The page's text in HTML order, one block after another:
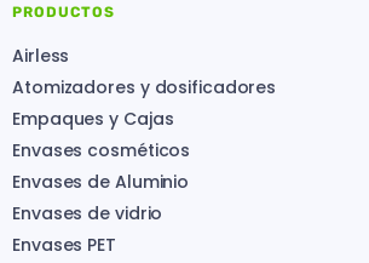
PRODUCTOS
Airless
Atomizadores y dosificadores
Empaques y Cajas
Envases cosméticos
Envases de Aluminio
Envases de vidrio
Envases PET